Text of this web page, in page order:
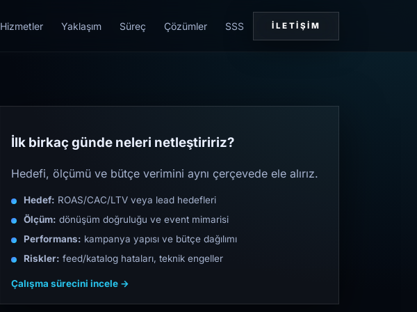
Hizmetler Yaklaşım Süreç Çözümler SSS İLETIŞIM
İlk birkaç günde neleri netleştiririz?
Hedefi, ölçümü ve bütçe verimini aynı çerçevede ele alırız.
Hedef: ROAS/CAC/LTV veya lead hedefleri
Ölçüm: dönüşüm doğruluğu ve event mimarisi
Performans: kampanya yapısı ve bütçe dağılımı
Riskler: feed/katalog hataları, teknik engeller
Çalışma sürecini incele →